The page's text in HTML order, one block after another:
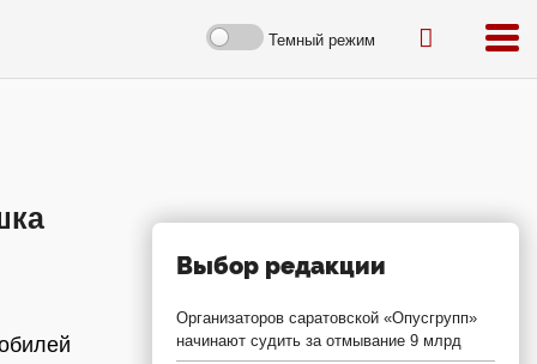
Темный режим
Выбор редакции
Организаторов саратовской «Опусгрупп»
начинают судить за отмывание 9 млрд